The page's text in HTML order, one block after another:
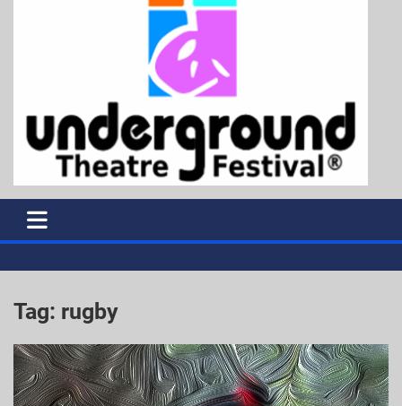
Tag: rugby